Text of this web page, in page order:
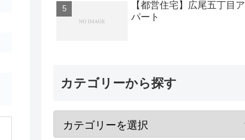
【都営住宅】広尾五丁目ア
パート
カテゴリーから探す